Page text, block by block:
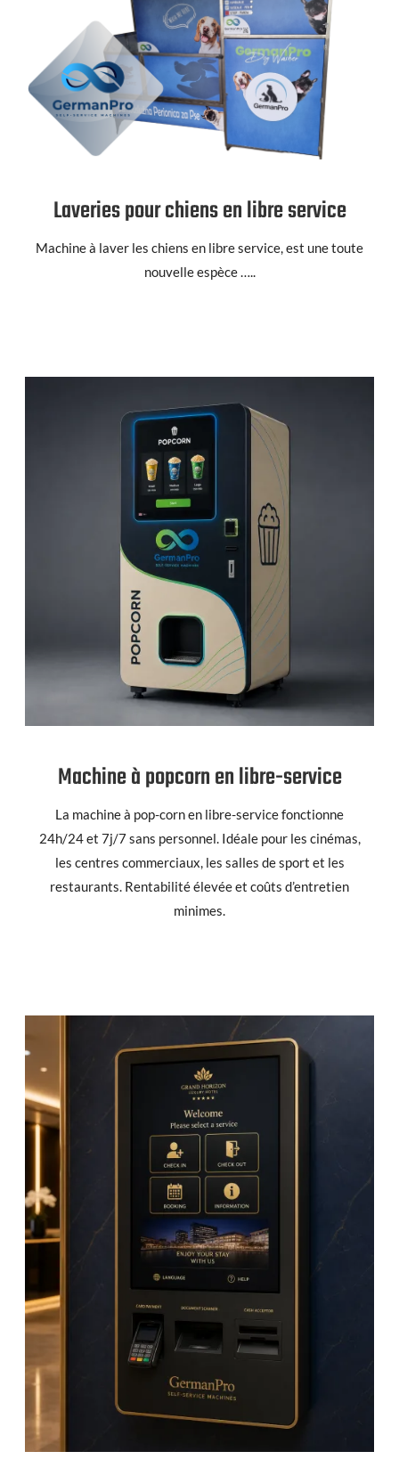
Laveries pour chiens en libre service
Machine à laver les chiens en libre service, est une toute
nouvelle espèce …..
Machine à popcorn en libre-service
La machine à pop-corn en libre-service fonctionne
24h/24 et 7j/7 sans personnel. Idéale pour les cinémas,
les centres commerciaux, les salles de sport et les
restaurants. Rentabilité élevée et coûts d’entretien
minimes.